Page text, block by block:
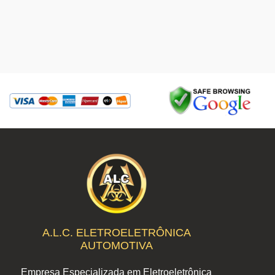
A.L.C. ELETROELETRÔNICA
AUTOMOTIVA
Empresa Especializada em Eletroeletrônica